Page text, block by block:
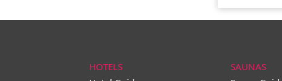
HOTELS
SAUNAS